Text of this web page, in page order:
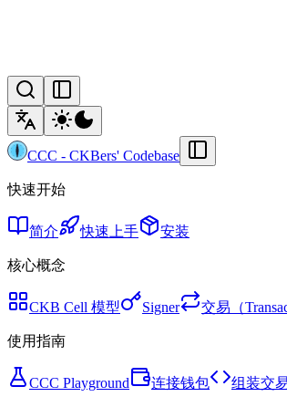
CCC - CKBers' Codebase
快速开始
简介 快速上手 安装
核心概念
CKB Cell 模型 Signer 交易（
使用指南
CCC Playground 连接钱包 组装交